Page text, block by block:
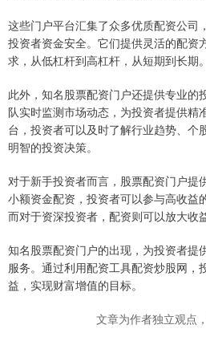
这些门户平台汇集了众多优质配资公司
投资者资金安全。它们提供灵活的配资
求，从低杠杆到高杠杆，从短期到长期。
此外，知名股票配资门户还提供专业的
队实时监测市场动态，为投资者提供精
台，投资者可以及时了解行业趋势、个
明智的投资决策。
对于新手投资者而言，股票配资门户提
小额资金配资，投资者可以参与高收益
而对于资深投资者，配资则可以放大收
知名股票配资门户的出现，为投资者提
服务。通过利用配资工具配资炒股网，
益，实现财富增值的目标。
文章为作者独立观点